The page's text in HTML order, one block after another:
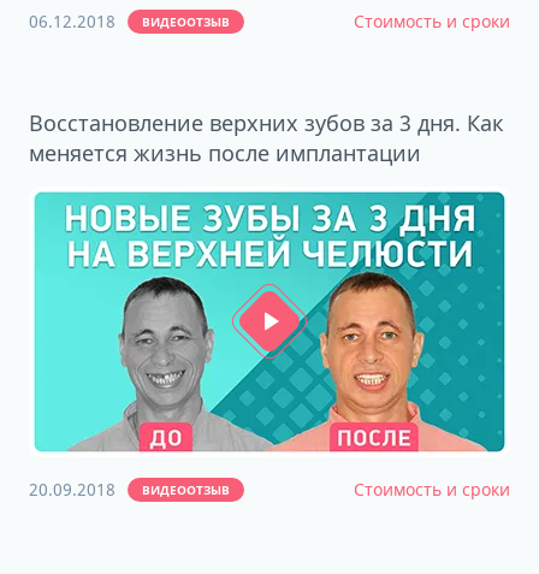
06.12.2018 ВИДЕООТЗЫВ Стоимость и сроки
Восстановление верхних зубов за 3 дня. Как
меняется жизнь после имплантации
20.09.2018 ВИДЕООТЗЫВ Стоимость и сроки